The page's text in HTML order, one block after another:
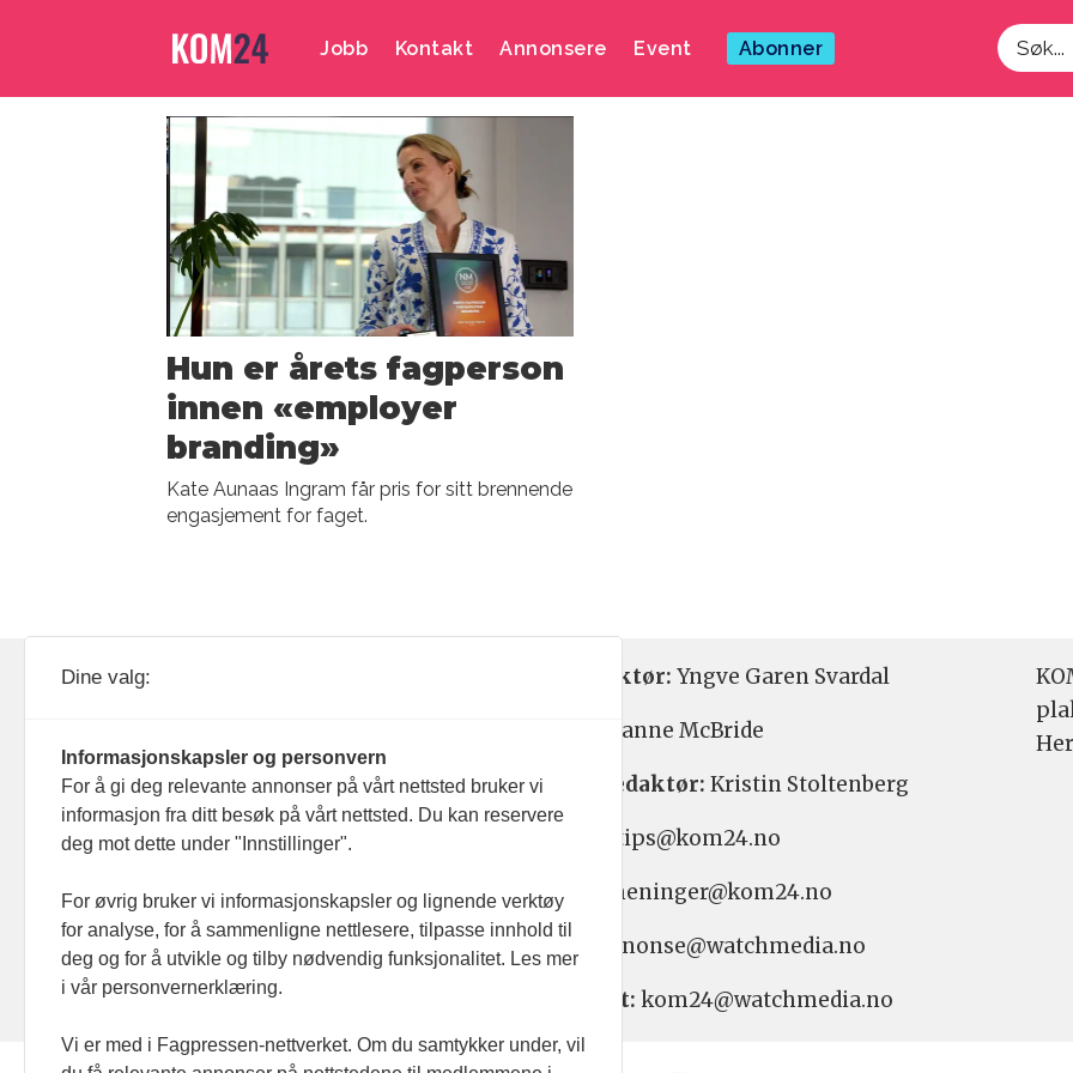
Jobb Kontakt Annonsere Event Abonner
Søk
Emne:
aunaas
ingram
Hun er årets fagperson
innen «employer
branding»
Kate Aunaas Ingram får pris for sitt brennende
engasjement for faget.
093 182
Nyhetsredaktør: Yngve Garen Svardal
Hanne McBride
Ansvarlig redaktør: Kristin Stoltenberg
Nyhetstips: tips@kom24.no
Meninger: meninger@kom24.no
Annonse: annonse@watchmedia.no
Abonnement: kom24@watchmedia.no
Dine valg:
Informasjonskapsler og personvern
For å gi deg relevante annonser på vårt nettsted bruker vi
informasjon fra ditt besøk på vårt nettsted. Du kan reservere
deg mot dette under "Innstillinger".
For øvrig bruker vi informasjonskapsler og lignende verktøy
for analyse, for å sammenligne nettlesere, tilpasse innhold til
deg og for å utvikle og tilby nødvendig funksjonalitet. Les mer
i vår personvernerklæring.
Vi er med i Fagpressen-nettverket. Om du samtykker under, vil